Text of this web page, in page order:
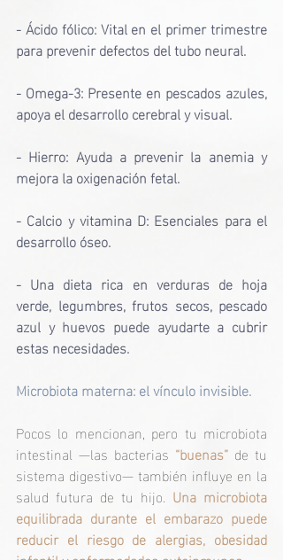
- Ácido fólico: Vital en el primer trimestre
para prevenir defectos del tubo neural.
- Omega-3: Presente en pescados azules,
apoya el desarrollo cerebral y visual.
- Hierro: Ayuda a prevenir la anemia y
mejora la oxigenación fetal.
- Calcio y vitamina D: Esenciales para el
desarrollo óseo.
- Una dieta rica en verduras de hoja
verde, legumbres, frutos secos, pescado
azul y huevos puede ayudarte a cubrir
estas necesidades.
Microbiota materna: el vínculo invisible.
Pocos lo mencionan, pero tu microbiota
intestinal —las bacterias “buenas” de tu
sistema digestivo— también influye en la
salud futura de tu hijo. Una microbiota
equilibrada durante el embarazo puede
reducir el riesgo de alergias, obesidad